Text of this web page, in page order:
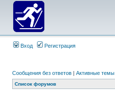
Вход Регистрация
Сообщения без ответов | Активные темы
Список форумов